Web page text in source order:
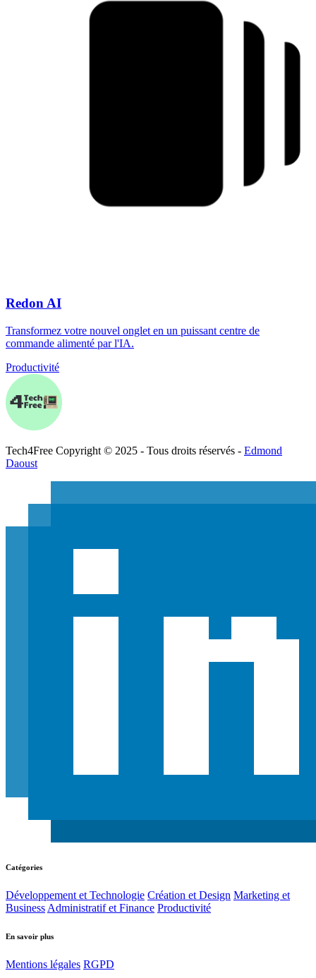
Redon AI
Transformez votre nouvel onglet en un puissant centre de
commande alimenté par l'IA.
Productivité
Tech4Free Copyright © 2025 - Tous droits réservés - Edmond
Daoust
Catégories
Développement et Technologie Création et Design Marketing et
Business Administratif et Finance Productivité
En savoir plus
Mentions légales RGPD